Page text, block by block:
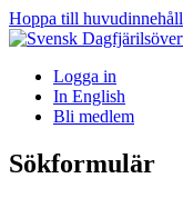
Hoppa till huvudinnehåll
Logga in
In English
Bli medlem
Sökformulär